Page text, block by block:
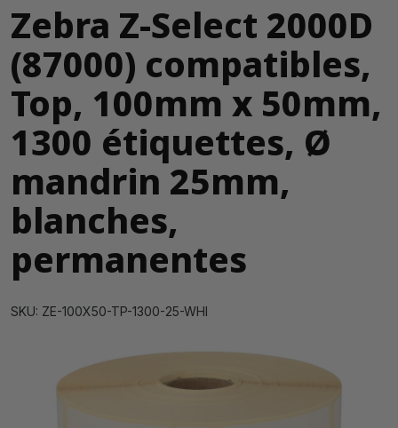
Zebra Z-Select 2000D
(87000) compatibles,
Top, 100mm x 50mm,
1300 étiquettes, Ø
mandrin 25mm,
blanches,
permanentes
SKU: ZE-100X50-TP-1300-25-WHI